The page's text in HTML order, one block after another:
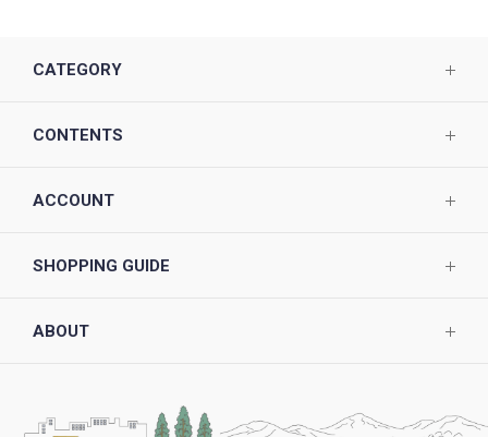
CATEGORY
CONTENTS
ACCOUNT
SHOPPING GUIDE
ABOUT